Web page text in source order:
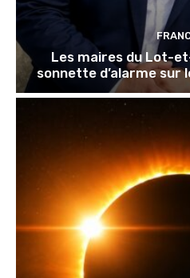
Les maires du Lot-
sonnette d’alarme sur